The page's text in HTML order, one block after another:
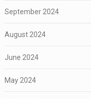
September 2024
August 2024
June 2024
May 2024